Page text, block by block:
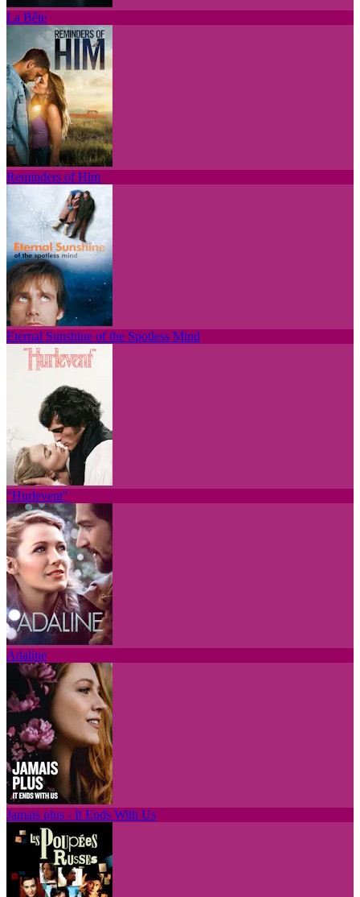
La Bête
Reminders of Him
Eternal Sunshine of the Spotless Mind
"Hurlevent"
Adaline
Jamais plus - It Ends With Us